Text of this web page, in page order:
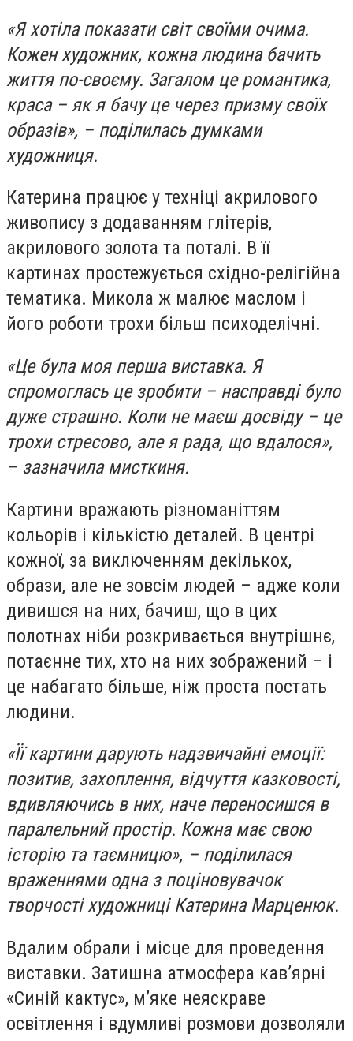
«Я хотіла показати світ своїми очима.
Кожен художник, кожна людина бачить
життя по-своєму. Загалом це романтика,
краса – як я бачу це через призму своїх
образів», – поділилась думками
художниця.
Катерина працює у техніці акрилового
живопису з додаванням глітерів,
акрилового золота та поталі. В її
картинах простежується східно-релігійна
тематика. Микола ж малює маслом і
його роботи трохи більш психоделічні.
«Це була моя перша виставка. Я
спромоглась це зробити – насправді було
дуже страшно. Коли не маєш досвіду – це
трохи стресово, але я рада, що вдалося»,
– зазначила мисткиня.
Картини вражають різноманіттям
кольорів і кількістю деталей. В центрі
кожної, за виключенням декількох,
образи, але не зовсім людей – адже коли
дивишся на них, бачиш, що в цих
полотнах ніби розкривається внутрішнє,
потаєнне тих, хто на них зображений – і
це набагато більше, ніж проста постать
людини.
«Її картини дарують надзвичайні емоції:
позитив, захоплення, відчуття казковості,
вдивляючись в них, наче переносишся в
паралельний простір. Кожна має свою
історію та таємницю», – поділилася
враженнями одна з поціновувачок
творчості художниці Катерина Марценюк.
Вдалим обрали і місце для проведення
виставки. Затишна атмосфера кав’ярні
«Синій кактус», м’яке неяскраве
освітлення і вдумливі розмови дозволяли